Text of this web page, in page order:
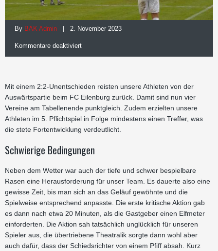
By BAK Admin | 2. November 2023
Kommentare deaktiviertfür
Abstiegskampf
Mit einem 2:2-Unentschieden reisten unsere Athleten von der
Auswärtspartie beim FC Eilenburg zurück. Damit sind nun vier
Vereine am Tabellenende punktgleich. Zudem erzielten unsere
Athleten im 5. Pflichtspiel in Folge mindestens einen Treffer, was
die stete Fortentwicklung verdeutlicht.
Schwierige Bedingungen
Neben dem Wetter war auch der tiefe und schwer bespielbare
Rasen eine Herausforderung für unser Team. Es dauerte also eine
gewisse Zeit, bis man sich an das Geläuf gewöhnte und die
Spielweise entsprechend anpasste. Die erste kritische Aktion gab
es dann nach etwa 20 Minuten, als die Gastgeber einen Elfmeter
einforderten. Die Aktion sah tatsächlich unglücklich für unseren
Spieler aus, die übertriebene Theatralik sorgte dann wohl aber
auch dafür, dass der Schiedsrichter von einem Pfiff absah. Kurz